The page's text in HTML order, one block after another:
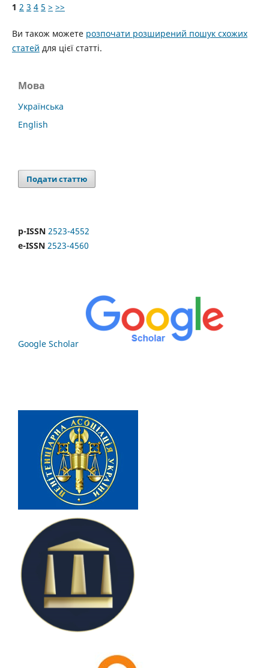
1 2 3 4 5 > >>
Ви також можете розпочати розширений пошук схожих
статей для цієї статті.
Мова
Українська
English
Подати статтю
p-ISSN 2523-4552
e-ISSN 2523-4560
Google Scholar